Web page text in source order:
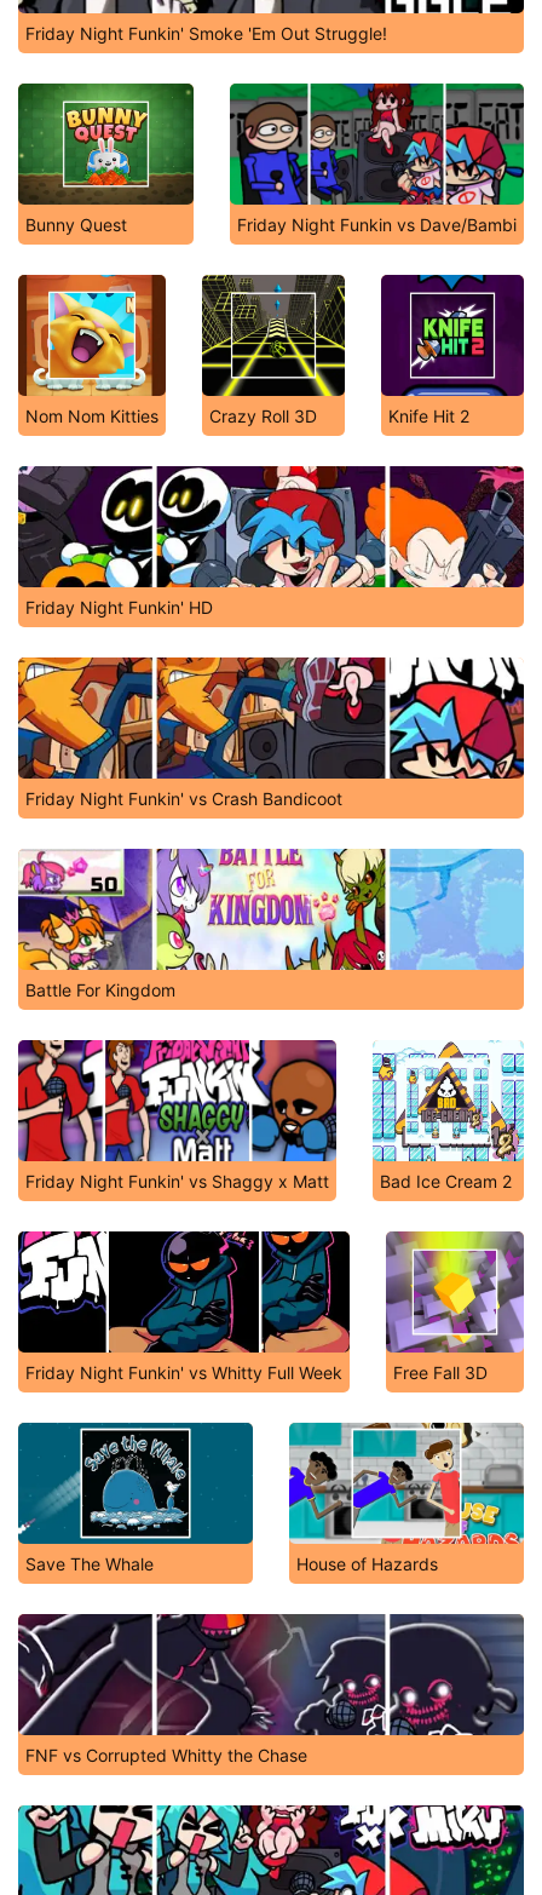
Friday Night Funkin' Smoke 'Em Out Struggle!
Bunny Quest Friday Night Funkin vs Dave/Bambi
Nom Nom Kitties Crazy Roll 3D Knife Hit 2
Friday Night Funkin' HD
Friday Night Funkin' vs Crash Bandicoot
Battle For Kingdom
Friday Night Funkin' vs Shaggy x Matt Bad Ice Cream 2
Friday Night Funkin' vs Whitty Full Week Free Fall 3D
Save The Whale House of Hazards
FNF vs Corrupted Whitty the Chase